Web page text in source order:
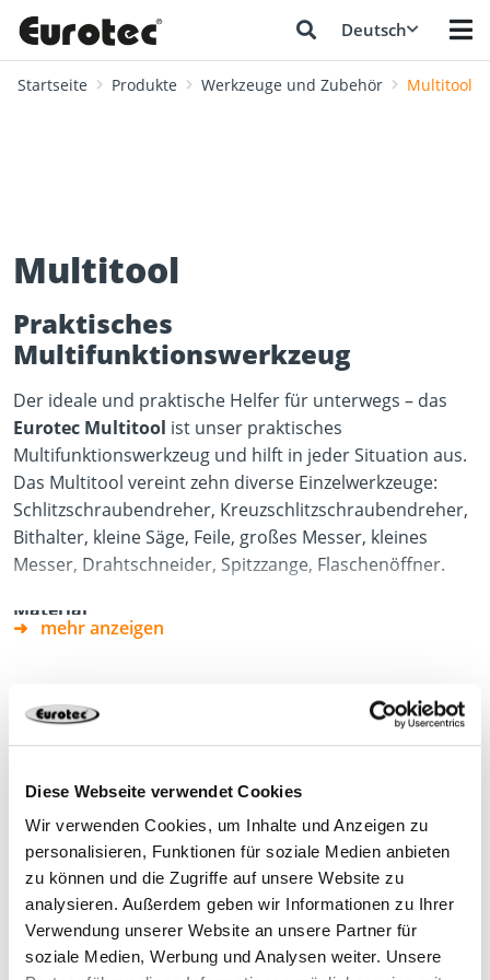
Diese Webseite verwendet Cookies
Wir verwenden Cookies, um Inhalte und Anzeigen zu
personalisieren, Funktionen für soziale Medien anbieten
zu können und die Zugriffe auf unsere Website zu
analysieren. Außerdem geben wir Informationen zu Ihrer
Verwendung unserer Website an unsere Partner für
soziale Medien, Werbung und Analysen weiter. Unsere
Deutsch
Startseite Produkte Werkzeuge und Zubehör Multitool
Multitool
Praktisches
Multifunktionswerkzeug
Der ideale und praktische Helfer für unterwegs – das
Eurotec Multitool ist unser praktisches
Multifunktionswerkzeug und hilft in jeder Situation aus.
Das Multitool vereint zehn diverse Einzelwerkzeuge:
Schlitzschraubendreher, Kreuzschlitzschraubendreher,
Bithalter, kleine Säge, Feile, großes Messer, kleines
Messer, Drahtschneider, Spitzzange, Flaschenöffner.
Material
Vorteile
Vereint zehn Einzelwerkzeuge in einem
Inkl. Tasche und Bits
Praktisch für unterwegs
mehr anzeigen
800482 Edelstahl 105,0 x 50,0 x 20,0 mm